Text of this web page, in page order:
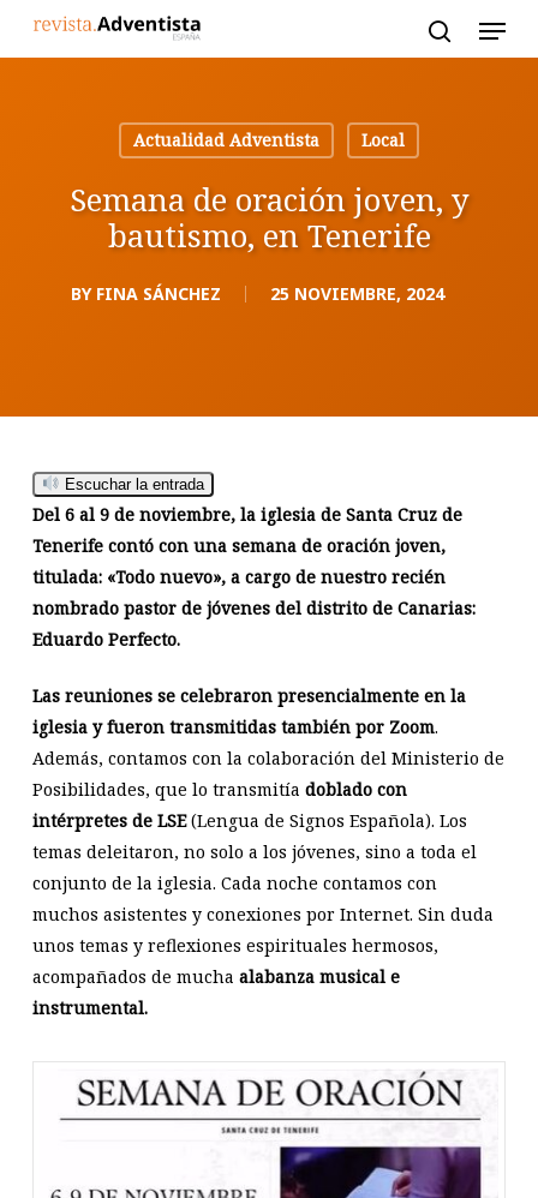
Actualidad Adventista
Local
Semana de oración joven, y
bautismo, en Tenerife
BY FINA SÁNCHEZ 25 NOVIEMBRE, 2024
Escuchar la entrada
Del 6 al 9 de noviembre, la iglesia de Santa Cruz de
Tenerife contó con una semana de oración joven,
titulada: «Todo nuevo», a cargo de nuestro recién
nombrado pastor de jóvenes del distrito de Canarias:
Eduardo Perfecto.
Las reuniones se celebraron presencialmente en la
iglesia y fueron transmitidas también por Zoom.
Además, contamos con la colaboración del Ministerio de
Posibilidades, que lo transmitía doblado con
intérpretes de LSE(Lengua de Signos Española). Los
temas deleitaron, no solo a los jóvenes, sino a toda el
conjunto de la iglesia. Cada noche contamos con
muchos asistentes y conexiones por Internet. Sin duda
unos temas y reflexiones espirituales hermosos,
acompañados de mucha alabanza musical e
instrumental.